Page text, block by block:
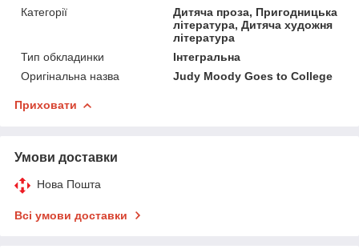
Категорії
Дитяча проза, Пригодницька
література, Дитяча художня
література
Тип обкладинки
Інтегральна
Оригінальна назва
Judy Moody Goes to College
Приховати
Умови доставки
Нова Пошта
Всі умови доставки